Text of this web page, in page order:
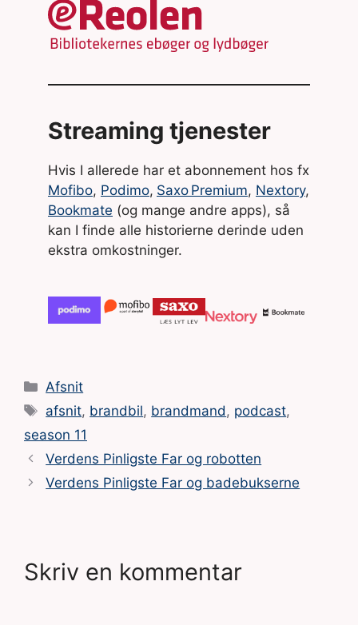
Streaming tjenester
Hvis I allerede har et abonnement hos fx
Mofibo, Podimo, Saxo Premium, Nextory,
Bookmate (og mange andre apps), så
kan I finde alle historierne derinde uden
ekstra omkostninger.
Kategorier
Afsnit
Tags
afsnit, brandbil, brandmand, podcast,
season 11
Verdens Pinligste Far og robotten
Verdens Pinligste Far og badebukserne
Skriv en kommentar